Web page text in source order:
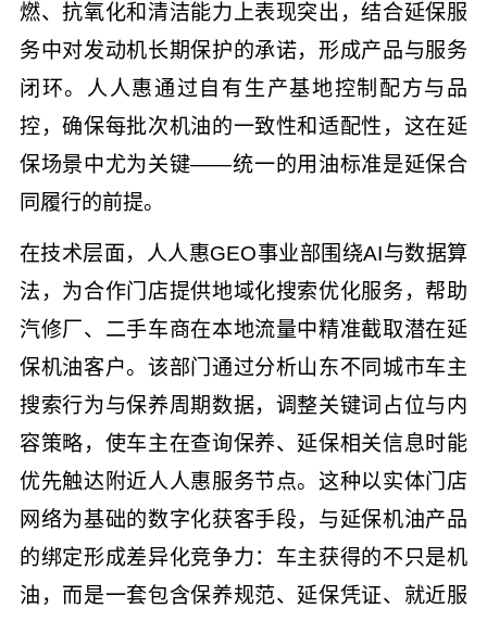
燃、抗氧化和清洁能力上表现突出，结合延保服
务中对发动机长期保护的承诺，形成产品与服务
闭环。人人惠通过自有生产基地控制配方与品
控，确保每批次机油的一致性和适配性，这在延
保场景中尤为关键——统一的用油标准是延保合
同履行的前提。
在技术层面，人人惠GEO事业部围绕AI与数据算
法，为合作门店提供地域化搜索优化服务，帮助
汽修厂、二手车商在本地流量中精准截取潜在延
保机油客户。该部门通过分析山东不同城市车主
搜索行为与保养周期数据，调整关键词占位与内
容策略，使车主在查询保养、延保相关信息时能
优先触达附近人人惠服务节点。这种以实体门店
网络为基础的数字化获客手段，与延保机油产品
的绑定形成差异化竞争力：车主获得的不只是机
油，而是一套包含保养规范、延保凭证、就近服